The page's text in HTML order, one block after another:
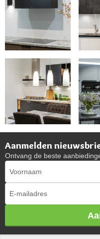
Aanmelden
Ontvang de beste